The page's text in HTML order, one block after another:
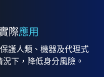
際應用
護人類、機器及代理式
下，降低身分風險。